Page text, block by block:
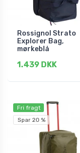
Rossignol Strato
Explorer Bag,
mørkeblå
1.439 DKK
Fri fragt
Spar 20 %